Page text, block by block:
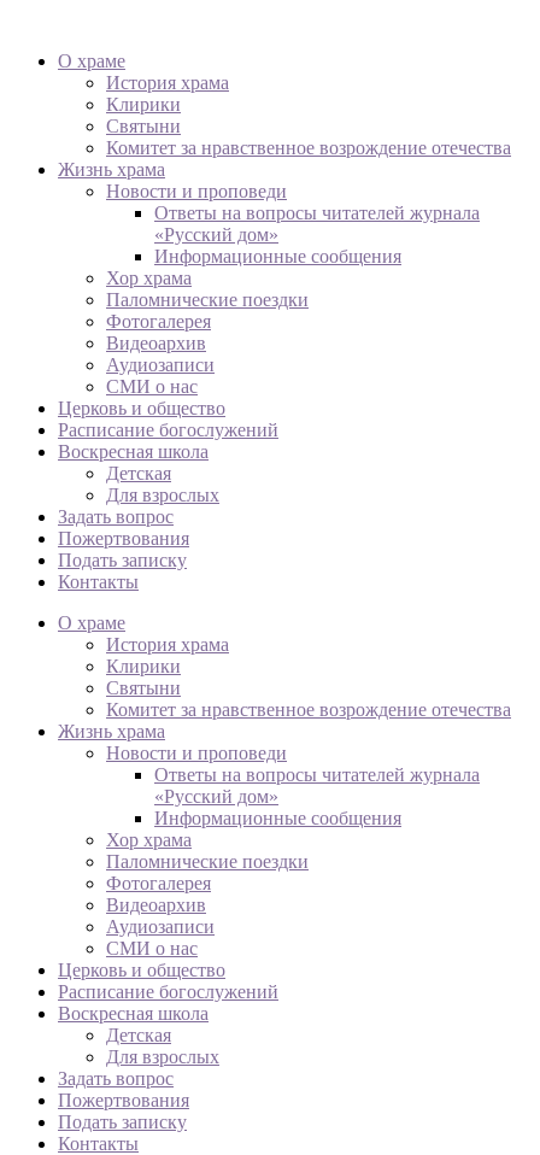
О храме
История храма
Клирики
Святыни
Комитет за нравственное возрождение отечества
Жизнь храма
Новости и проповеди
Ответы на вопросы читателей журнала
«Русский дом»
Информационные сообщения
Хор храма
Паломнические поездки
Фотогалерея
Видеоархив
Аудиозаписи
СМИ о нас
Церковь и общество
Расписание богослужений
Воскресная школа
Детская
Для взрослых
Задать вопрос
Пожертвования
Подать записку
Контакты
О храме
История храма
Клирики
Святыни
Комитет за нравственное возрождение отечества
Жизнь храма
Новости и проповеди
Ответы на вопросы читателей журнала
«Русский дом»
Информационные сообщения
Хор храма
Паломнические поездки
Фотогалерея
Видеоархив
Аудиозаписи
СМИ о нас
Церковь и общество
Расписание богослужений
Воскресная школа
Детская
Для взрослых
Задать вопрос
Пожертвования
Подать записку
Контакты